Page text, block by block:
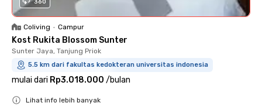
360
Coliving • Campur
Kost Rukita Blossom Sunter
Sunter Jaya, Tanjung Priok
5.5 km dari fakultas kedokteran universitas indonesia
mulai dari Rp3.018.000 /bulan
Lihat info lebih banyak